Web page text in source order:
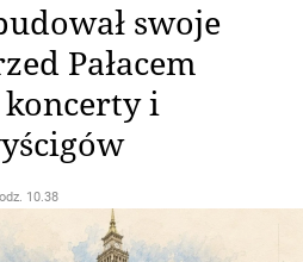
swoje
Pałacem
i
10.38